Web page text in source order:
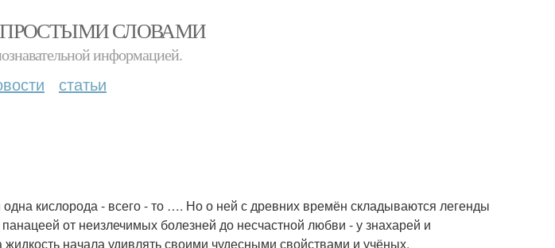
СЛОВАМИ
информацией.
статьи
кислорода - всего - то …. Но о ней с древних времён складываются легенды
от неизлечимых болезней до несчастной любви - у знахарей и
жидкость начала удивлять своими чудесными свойствами и учёных.